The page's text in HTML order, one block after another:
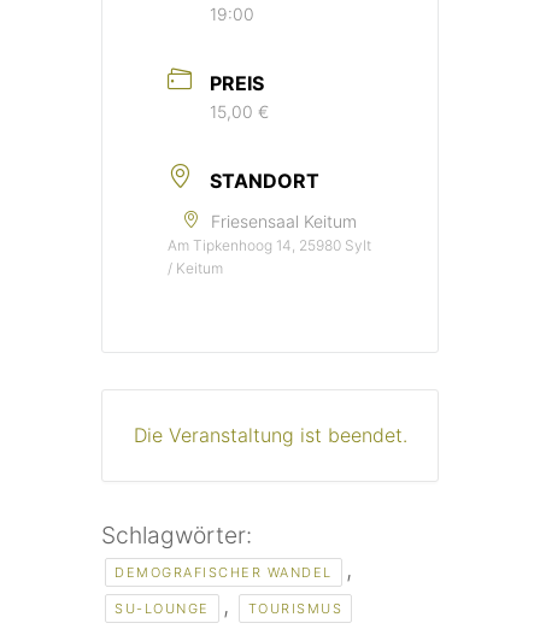
19:00
PREIS
15,00 €
STANDORT
Friesensaal Keitum
Am Tipkenhoog 14, 25980 Sylt
/ Keitum
Die Veranstaltung ist beendet.
Schlagwörter:
DEMOGRAFISCHER WANDEL ,
SU-LOUNGE , TOURISMUS